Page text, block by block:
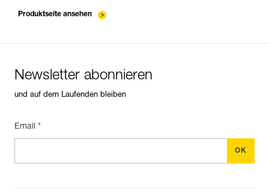
Produktseite ansehen
Newsletter abonnieren
und auf dem Laufenden bleiben
Email *